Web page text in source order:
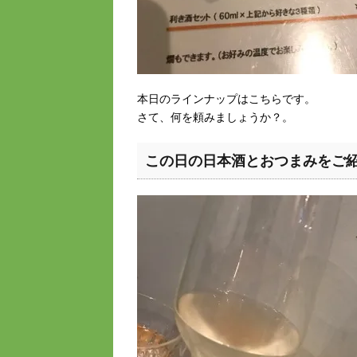
本日のラインナップはこちらです。
さて、何を頼みましょうか？。
この日の日本酒とおつまみをご